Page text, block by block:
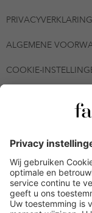
PRIVACYVERKLARING
ALGEMENE
COOKIE-
©
fashionette.nl/
artikel 9 van de
Bepaalde